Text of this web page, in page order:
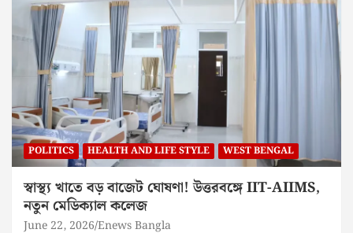
POLITICS HEALTH AND LIFE STYLE WEST BENGAL
স্বাস্থ্য খাতে বড় বাজেট ঘোষণা! উত্তরবঙ্গে IIT-AIIMS,
নতুন মেডিক্যাল কলেজ
June 22, 2026 Enews Bangla